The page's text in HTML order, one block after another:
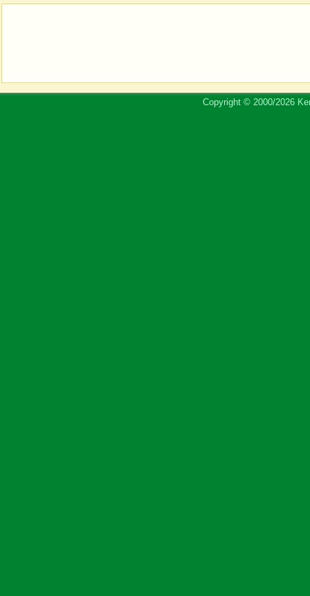
Copyright © 2000/2026